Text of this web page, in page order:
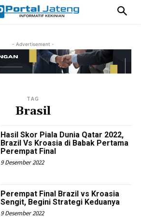
- Advertisement -
TAG
Brasil
Hasil Skor Piala Dunia Qatar 2022,
Brazil Vs Kroasia di Babak Pertama
Perempat Final
9 Desember 2022
Perempat Final Brazil vs Kroasia
Sengit, Begini Strategi Keduanya
9 Desember 2022